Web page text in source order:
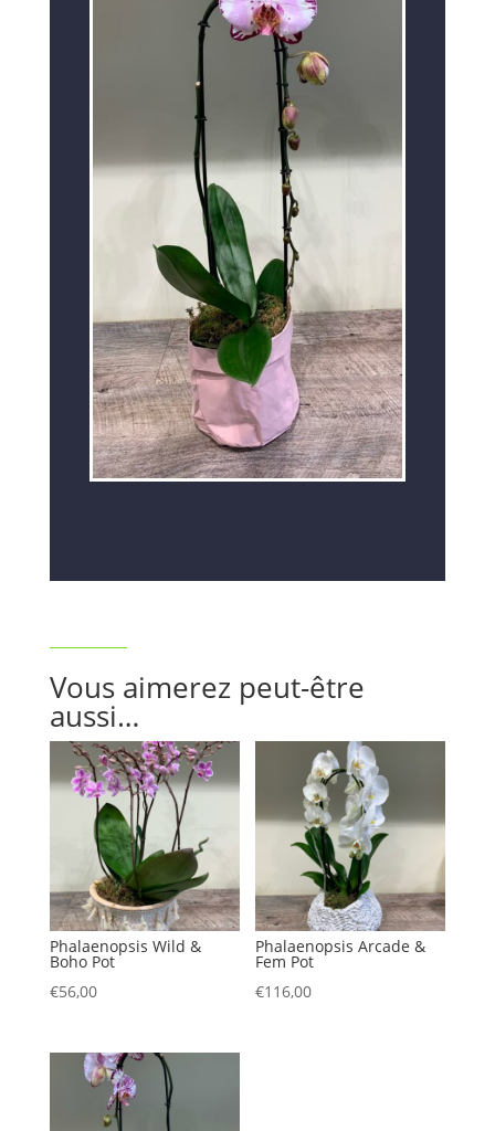
Vous aimerez peut-être
aussi…
Phalaenopsis Wild &
Boho Pot
€56,00
Phalaenopsis Arcade &
Fem Pot
€116,00